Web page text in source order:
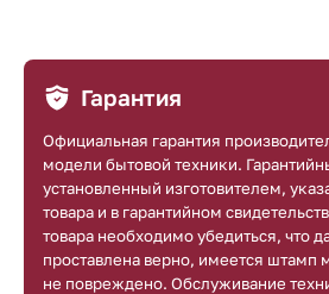
Гарантия
Официальная гарантия
модели бытовой техники.
установленный изготовителем,
товара и в гарантийном
товара необходимо убедиться, что
проставлена верно, имеется штамп
не повреждено. Обслуживание